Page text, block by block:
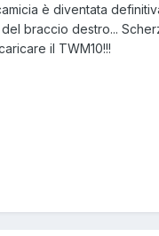
è diventata
braccio destro...
il TWM10!!!